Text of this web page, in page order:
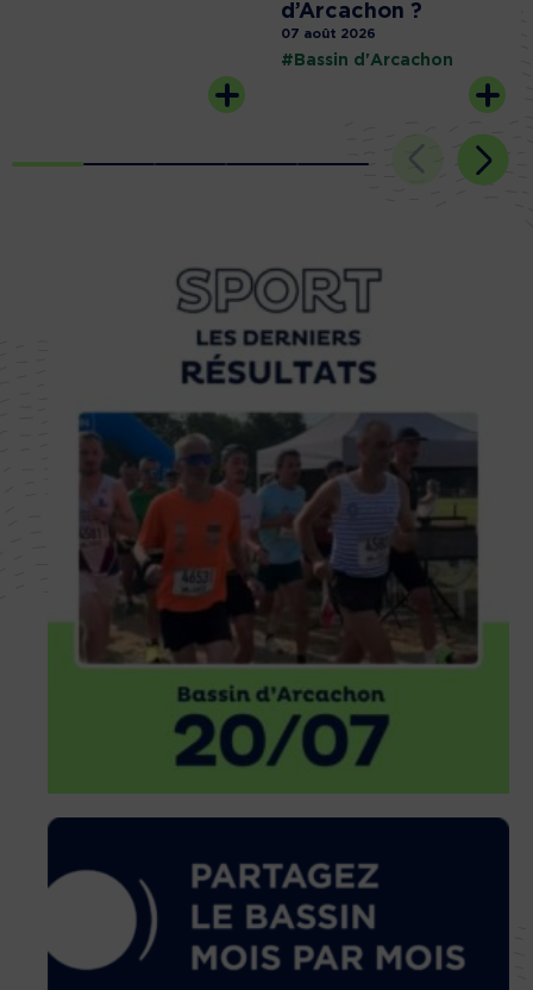
d’Arcachon ?
07 août 2026
#Bassin d'Arcachon